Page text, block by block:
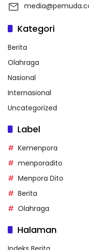
Kategori
Berita
Olahraga
Nasional
Internasional
Uncategorized
Label
Kemenpora
menporadito
Menpora Dito
Berita
Olahraga
Halaman